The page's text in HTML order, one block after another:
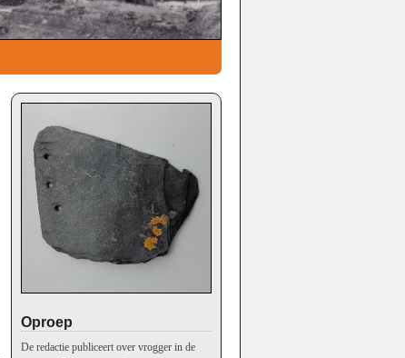
Oproep
De redactie publiceert over vrogger in de